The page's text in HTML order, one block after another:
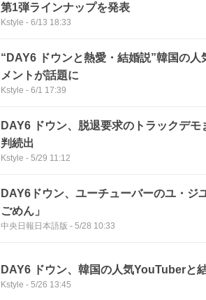
第1弾ラインナップを発表
Kstyle - 6/13 18:33
“DAY6 ドウンと熱愛・結婚説”韓国の
メントが話題に
Kstyle - 6/1 17:39
DAY6 ドウン、脱退要求のトラックデ
判続出
Kstyle - 5/29 11:12
DAY6ドウン、ユーチューバーのユ・
ごめん」
中央日報日本語版 - 5/28 10:33
DAY6 ドウン、韓国の人気YouTuberと
Kstyle - 5/26 13:45